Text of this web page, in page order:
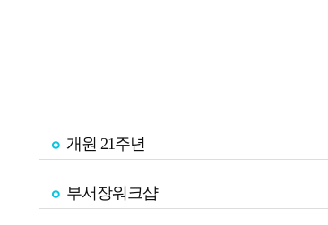
개원 21주년
부서장워크샵